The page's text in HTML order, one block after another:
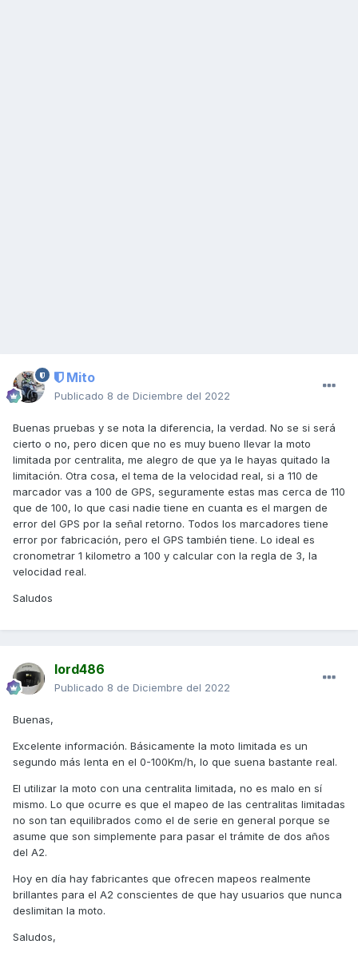
Mito
Publicado 8 de Diciembre del 2022
Buenas pruebas y se nota la diferencia, la verdad. No se si será
cierto o no, pero dicen que no es muy bueno llevar la moto
limitada por centralita, me alegro de que ya le hayas quitado la
limitación. Otra cosa, el tema de la velocidad real, si a 110 de
marcador vas a 100 de GPS, seguramente estas mas cerca de 110
que de 100, lo que casi nadie tiene en cuanta es el margen de
error del GPS por la señal retorno. Todos los marcadores tiene
error por fabricación, pero el GPS también tiene. Lo ideal es
cronometrar 1 kilometro a 100 y calcular con la regla de 3, la
velocidad real.
Saludos
lord486
Publicado 8 de Diciembre del 2022
Buenas,
Excelente información. Básicamente la moto limitada es un
segundo más lenta en el 0-100Km/h, lo que suena bastante real.
El utilizar la moto con una centralita limitada, no es malo en sí
mismo. Lo que ocurre es que el mapeo de las centralitas limitadas
no son tan equilibrados como el de serie en general porque se
asume que son simplemente para pasar el trámite de dos años
del A2.
Hoy en día hay fabricantes que ofrecen mapeos realmente
brillantes para el A2 conscientes de que hay usuarios que nunca
deslimitan la moto.
Saludos,